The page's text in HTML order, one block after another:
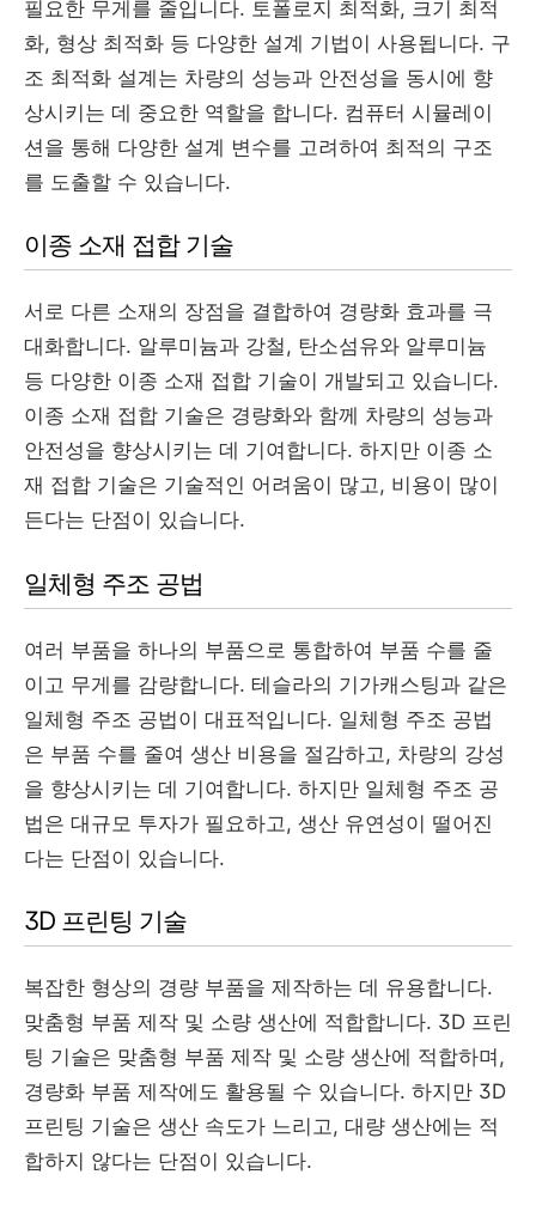
필요한 무게를 줄입니다. 토폴로지 최적화, 크기 최적
화, 형상 최적화 등 다양한 설계 기법이 사용됩니다. 구
조 최적화 설계는 차량의 성능과 안전성을 동시에 향
상시키는 데 중요한 역할을 합니다. 컴퓨터 시뮬레이
션을 통해 다양한 설계 변수를 고려하여 최적의 구조
를 도출할 수 있습니다.
이종 소재 접합 기술
서로 다른 소재의 장점을 결합하여 경량화 효과를 극
대화합니다. 알루미늄과 강철, 탄소섬유와 알루미늄
등 다양한 이종 소재 접합 기술이 개발되고 있습니다.
이종 소재 접합 기술은 경량화와 함께 차량의 성능과
안전성을 향상시키는 데 기여합니다. 하지만 이종 소
재 접합 기술은 기술적인 어려움이 많고, 비용이 많이
든다는 단점이 있습니다.
일체형 주조 공법
여러 부품을 하나의 부품으로 통합하여 부품 수를 줄
이고 무게를 감량합니다. 테슬라의 기가캐스팅과 같은
일체형 주조 공법이 대표적입니다. 일체형 주조 공법
은 부품 수를 줄여 생산 비용을 절감하고, 차량의 강성
을 향상시키는 데 기여합니다. 하지만 일체형 주조 공
법은 대규모 투자가 필요하고, 생산 유연성이 떨어진
다는 단점이 있습니다.
3D 프린팅 기술
복잡한 형상의 경량 부품을 제작하는 데 유용합니다.
맞춤형 부품 제작 및 소량 생산에 적합합니다. 3D 프린
팅 기술은 맞춤형 부품 제작 및 소량 생산에 적합하며,
경량화 부품 제작에도 활용될 수 있습니다. 하지만 3D
프린팅 기술은 생산 속도가 느리고, 대량 생산에는 적
합하지 않다는 단점이 있습니다.